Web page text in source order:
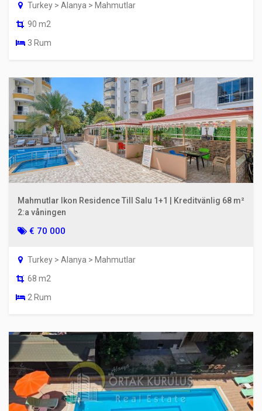
Turkey > Alanya > Mahmutlar
90 m2
3 Rum
Mahmutlar Ikon Residence Till Salu 1+1 | Kreditvänlig 68 m²
2:a våningen
€ 70 000
Turkey > Alanya > Mahmutlar
68 m2
2 Rum